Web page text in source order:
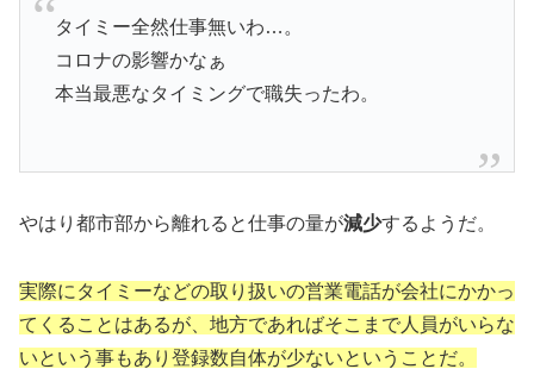
タイミー全然仕事無いわ…。
コロナの影響かなぁ
本当最悪なタイミングで職失ったわ。
やはり都市部から離れると仕事の量が減少するようだ。
実際にタイミーなどの取り扱いの営業電話が会社にかかっ
てくることはあるが、地方であればそこまで人員がいらな
いという事もあり登録数自体が少ないということだ。